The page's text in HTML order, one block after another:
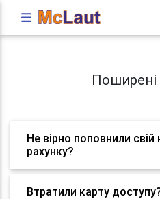
Поширені
Не вірно поповнили
рахунку?
Втратили карту